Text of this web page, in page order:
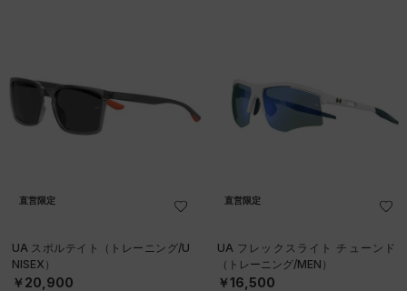
直営限定
UA スポルテイト（トレーニング/U
NISEX）
￥20,900
直営限定
UA フレックスライト チューンド
（トレーニング/MEN）
￥16,500